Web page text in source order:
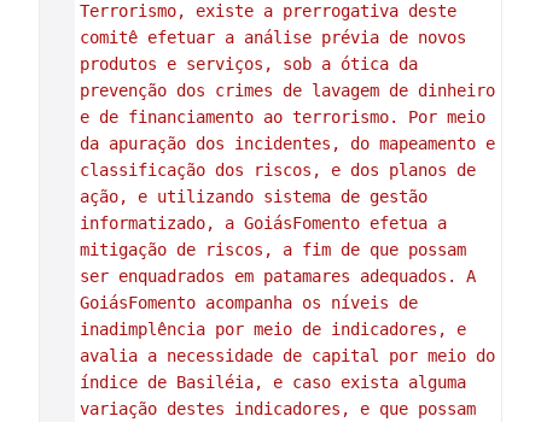
Terrorismo, existe a prerrogativa deste
comitê efetuar a análise prévia de novos
produtos e serviços, sob a ótica da
prevenção dos crimes de lavagem de dinheiro
e de financiamento ao terrorismo. Por meio
da apuração dos incidentes, do mapeamento e
classificação dos riscos, e dos planos de
ação, e utilizando sistema de gestão
informatizado, a GoiásFomento efetua a
mitigação de riscos, a fim de que possam
ser enquadrados em patamares adequados. A
GoiásFomento acompanha os níveis de
inadimplência por meio de indicadores, e
avalia a necessidade de capital por meio do
índice de Basiléia, e caso exista alguma
variação destes indicadores, e que possam